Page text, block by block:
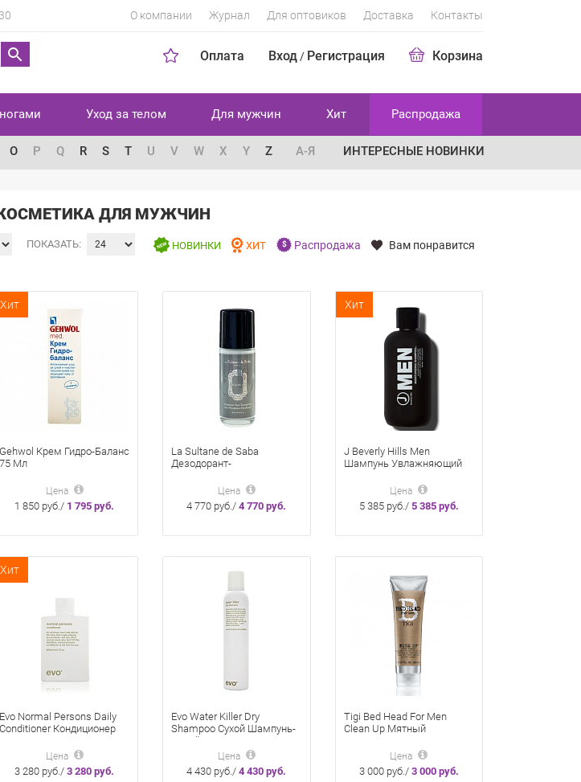
О компании Журнал Для оптовиков Доставка Контакты
Оплата Вход / Регистрация Корзина
Уход за телом Для мужчин Хит Распродажа
O P Q R S T U V W X Y Z А-Я ИНТЕРЕСНЫЕ НОВИНКИ
ДЛЯ МУЖЧИН
ПОКАЗАТЬ: НОВИНКИ ХИТ Распродажа Вам понравится
Хит
Gehwol Крем Гидро-Баланс
75 Мл
Цена
1 850 руб./ 1 795 руб.
La Sultane de Saba
Дезодорант-
Сантал Ансестраль
Цена
4 770 руб./4 770 руб.
Хит
J Beverly Hills Men
Шампунь Увлажняющий
Цена
5 385 руб./ 5 385 руб.
Хит
Evo Normal Persons Daily
Conditioner Кондиционер
Баланса Кожи Головы 300
Цена
3 280 руб./3 280 руб.
Evo Water Killer Dry
Shampoo Cухой Шампунь-
Спрей 200 Мл
Цена
4 430 руб./4 430 руб.
Tigi Bed Head For Men
Clean Up Мятный
Цена
3 000 руб./ 3 000 руб.